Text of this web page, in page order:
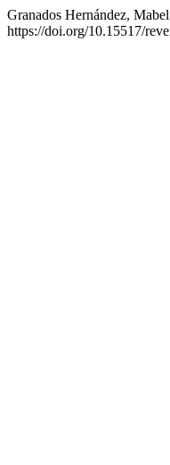
Granados Hernández,
https://doi.org/10.15517/